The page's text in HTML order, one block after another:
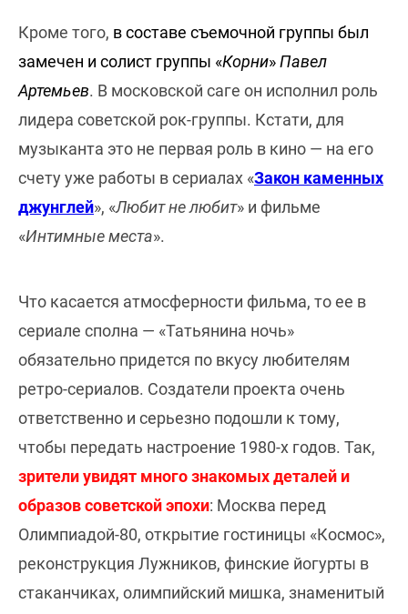
Кроме того, в составе съемочной группы был
замечен и солист группы «Корни»Павел
Артемьев. В московской саге он исполнил роль
лидера советской рок-группы. Кстати, для
музыканта это не первая роль в кино — на его
счету уже работы в сериалах «Закон каменных
джунглей», «Любит не любит» и фильме
«Интимные места».
Что касается атмосферности фильма, то ее в
сериале сполна — «Татьянина ночь»
обязательно придется по вкусу любителям
ретро-сериалов. Создатели проекта очень
ответственно и серьезно подошли к тому,
чтобы передать настроение 1980-х годов. Так,
зрители увидят много знакомых деталей и
образов советской эпохи: Москва перед
Олимпиадой-80, открытие гостиницы «Космос»,
реконструкция Лужников, финские йогурты в
стаканчиках, олимпийский мишка, знаменитый